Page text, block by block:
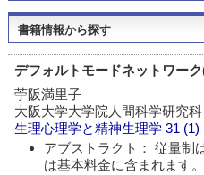
書籍情報から探す
デフォルトモードネットワー
苧阪満里子
大阪大学大学院人間科学研究科
生理心理学と精神生理学 31 (1)
アブストラクト： 従量制
は基本料金に含まれます。